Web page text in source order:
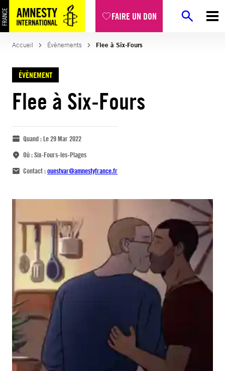
FAIRE UN DON
Accueil Évènements Flee à Six-Fours
ÉVÈNEMENT
Flee à Six-Fours
Quand :Le 29 Mar 2022
Où :Six-Fours-les-Plages
Contact :ouestvar@amnestyfrance.fr